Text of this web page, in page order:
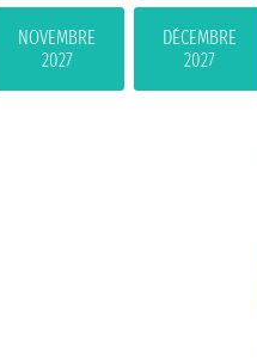
NOVEMBRE
2027
DÉCEMBRE
2027